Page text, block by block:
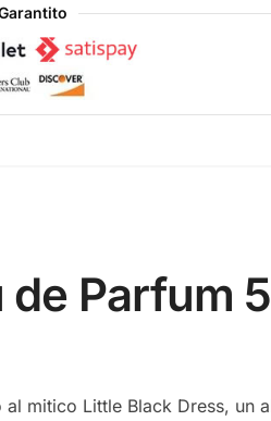
de Parfum
mitico Little Black Dress, un